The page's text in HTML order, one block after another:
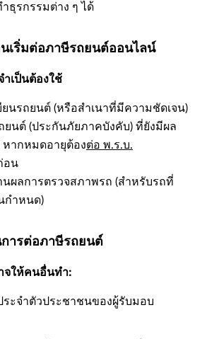
ธุรกรรมต่าง ๆ ได้
นเริ่มต่อภาษีรถยนต์ออนไลน์
ำเป็นต้องใช้
ยนรถยนต์ (หรือสำเนาที่มีความชัดเจน)
ยนต์ (ประกันภัยภาคบังคับ) ที่ยังมีผล
หากหมดอายุต้องต่อ พ.ร.บ.
อน
นผลการตรวจสภาพรถ (สำหรับรถที่
กำหนด)
ารต่อภาษีรถยนต์
ให้คนอื่นทำ:
ระจำตัวประชาชนของผู้รับมอบ